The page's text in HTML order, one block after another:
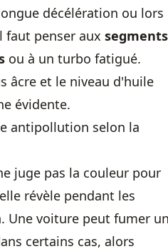
décélération ou lors
faut penser aux segments
ou à un turbo fatigué.
âcre et le niveau d'huile
évidente.
antipollution selon la
juge pas la couleur pour
révèle pendant les
Une voiture peut fumer
certains cas, alors